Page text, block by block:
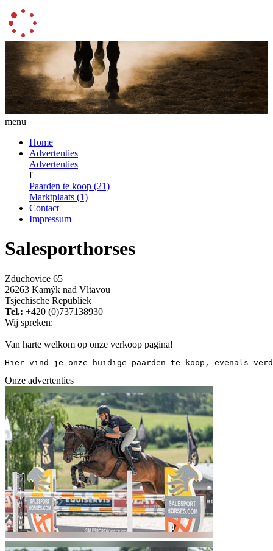
menu
Home
Advertenties
Advertenties
f
Paarden te koop (21)
Marktplaats (1)
Contact
Impressum
Salesporthorses
Zduchovice 65
26263 Kamýk nad Vltavou
Tsjechische Republiek
Tel.: +420 (0)737138930
Wij spreken:
Van harte welkom op onze verkoop pagina!
Hier vind je onze huidige paarden te koop, evenals
Onze advertenties